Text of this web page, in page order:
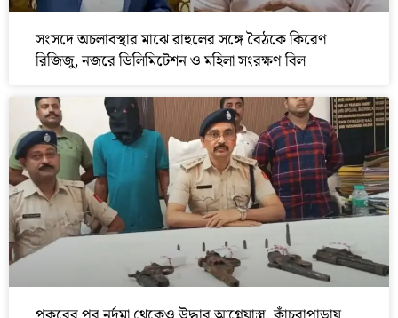
সংসদে অচলাবস্থার মাঝে রাহুলের সঙ্গে বৈঠকে কিরেণ
রিজিজু, নজরে ডিলিমিটেশন ও মহিলা সংরক্ষণ বিল